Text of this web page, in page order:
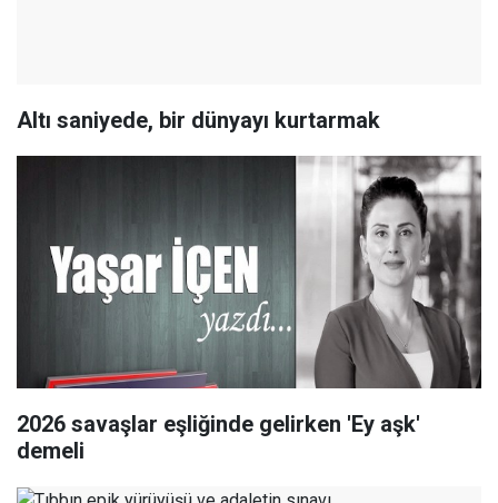
Altı saniyede, bir dünyayı kurtarmak
2026 savaşlar eşliğinde gelirken 'Ey aşk'
demeli